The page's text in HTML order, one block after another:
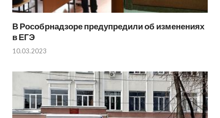
В Рособрнадзоре предупредили об изменениях
в ЕГЭ
10.03.2023